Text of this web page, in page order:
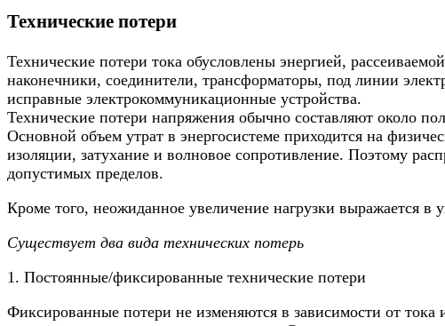
Технические потери
Технические потери тока обусловлены энергией,
наконечники, соединители, трансформаторы, под линии
исправные электрокоммуникационные устройства.
Технические потери напряжения обычно составляют около
Основной объем утрат в энергосистеме приходится на
изоляции, затухание и волновое сопротивление. Поэтому
допустимых пределов.
Кроме того, неожиданное увеличение нагрузки выражается
Существует два вида технических потерь
1. Постоянные/фиксированные технические потери
Фиксированные потери не изменяются в зависимости от